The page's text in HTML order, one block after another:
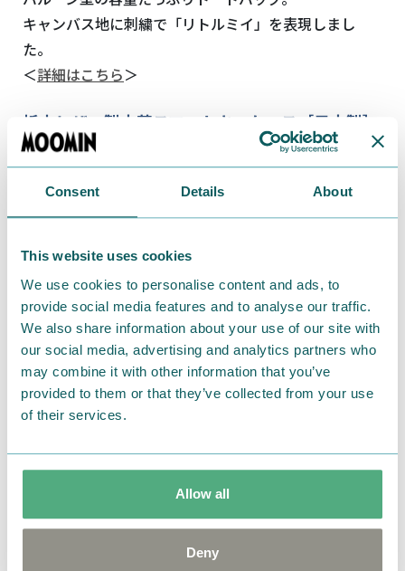
Consent Details About
This website uses cookies
We use cookies to personalise content and ads, to
provide social media features and to analyse our traffic.
We also share information about your use of our site with
our social media, advertising and analytics partners who
may combine it with other information that you’ve
provided to them or that they’ve collected from your use
of their services.
Allow all
Deny
キャンバス地に刺繍で「リトルミイ」を表現しまし
た。
＜詳細はこちら＞
栃木レザー製本革スマートキーケース［日本製］
型押し。
バッグなどに掛けることもできます。
形を変えて使えるがま口バッグ／亥之吉